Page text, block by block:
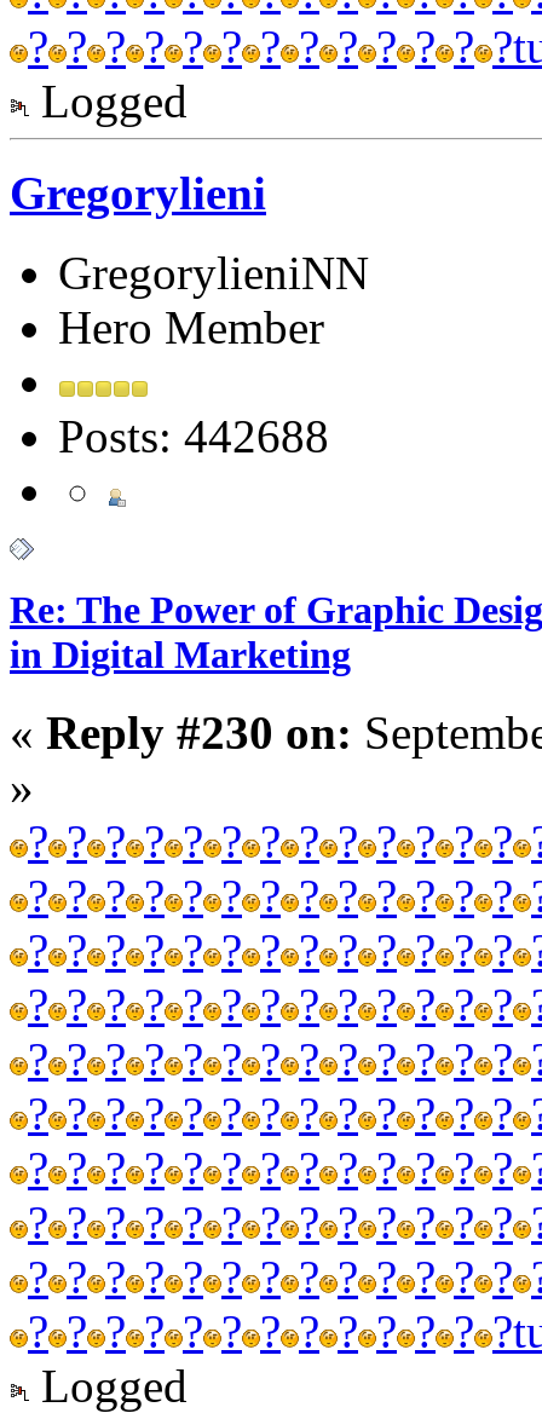
? ? ? ? ? ? ? ? ? ? ? ? ?
Logged
Gregorylieni
GregorylieniNN
Hero Member
Posts: 442688
Re: The Power of Graphic
in Digital Marketing
« Reply #230 on:
»
? ? ? ? ? ? ? ? ? ? ? ? ?
? ? ? ? ? ? ? ? ? ? ? ? ?
? ? ? ? ? ? ? ? ? ? ? ? ?
? ? ? ? ? ? ? ? ? ? ? ? ?
? ? ? ? ? ? ? ? ? ? ? ? ?
? ? ? ? ? ? ? ? ? ? ? ? ?
? ? ? ? ? ? ? ? ? ? ? ? ?
? ? ? ? ? ? ? ? ? ? ? ? ?
? ? ? ? ? ? ? ? ? ? ? ? ?
? ? ? ? ? ? ? ? ? ? ? ? ?
Logged